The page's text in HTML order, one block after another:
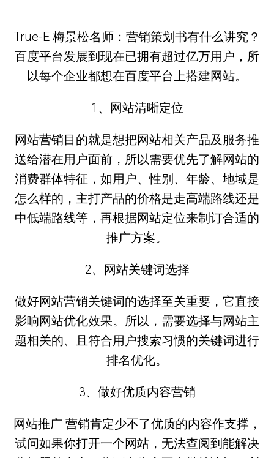
True-E 梅景松名师：营销策划书有什么讲究？
百度平台发展到现在已拥有超过亿万用户，所
以每个企业都想在百度平台上搭建网站。
1、网站清晰定位
网站营销目的就是想把网站相关产品及服务推
送给潜在用户面前，所以需要优先了解网站的
消费群体特征，如用户、性别、年龄、地域是
怎么样的，主打产品的价格是走高端路线还是
中低端路线等，再根据网站定位来制订合适的
推广方案。
2、网站关键词选择
做好网站营销关键词的选择至关重要，它直接
影响网站优化效果。所以，需要选择与网站主
题相关的、且符合用户搜索习惯的关键词进行
排名优化。
3、做好优质内容营销
网站推广 营销肯定少不了优质的内容作支撑，
试问如果你打开一个网站，无法查阅到能解决